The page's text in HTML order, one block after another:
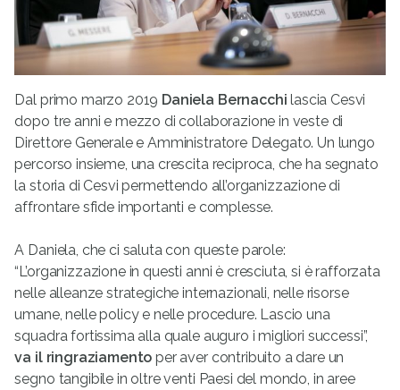
Dal primo marzo 2019 Daniela Bernacchi lascia Cesvi
dopo tre anni e mezzo di collaborazione in veste di
Direttore Generale e Amministratore Delegato. Un lungo
percorso insieme, una crescita reciproca, che ha segnato
la storia di Cesvi permettendo all’organizzazione di
affrontare sfide importanti e complesse.
A Daniela, che ci saluta con queste parole:
“L’organizzazione in questi anni è cresciuta, si è rafforzata
nelle alleanze strategiche internazionali, nelle risorse
umane, nelle policy e nelle procedure. Lascio una
squadra fortissima alla quale auguro i migliori successi”,
va il ringraziamento per aver contribuito a dare un
segno tangibile in oltre venti Paesi del mondo, in aree